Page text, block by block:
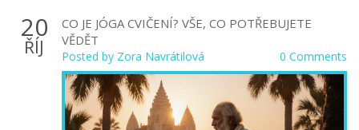
20
ŘÍJ
CO JE JÓGA CVIČENÍ? VŠE, CO POTŘEBUJETE
VĚDĚT
Posted by Zora Navrátilová 0 Comments